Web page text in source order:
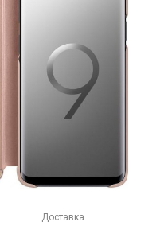
Доставка